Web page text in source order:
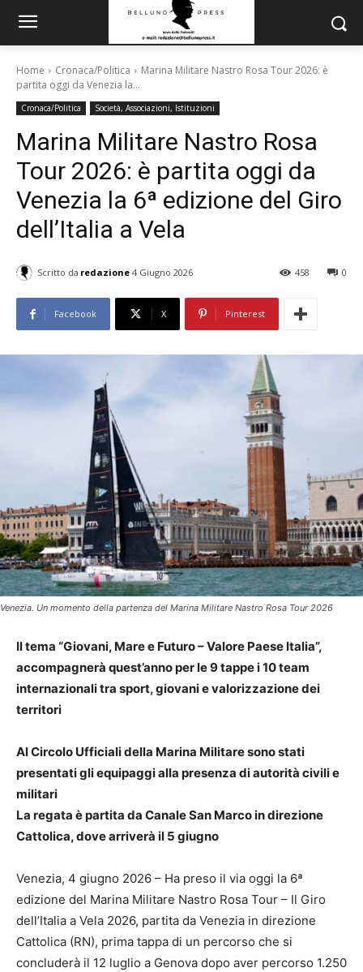
Home Cronaca/Politica
Marina Militare Nastro Rosa Tour 2026: è
partita oggi da Venezia la...
Cronaca/Politica Società, Associazioni, Istituzioni
Marina Militare Nastro Rosa
Tour 2026: è partita oggi da
Venezia la 6ª edizione del Giro
dell’Italia a Vela
Scritto da redazione 4 Giugno 2026 0
458
Facebook X Pinterest
Venezia. Un momento della partenza del Marina Militare Nastro Rosa Tour 2026
Il tema “Giovani, Mare e Futuro – Valore Paese Italia”,
accompagnerà quest’anno per le 9 tappe i 10 team
internazionalitra sport, giovani e valorizzazione dei
territori
Al Circolo Ufficiali della Marina Militare sono stati
presentati gli equipaggi alla presenza di autorità civili e
militari
La regata è partita da Canale San Marco in direzione
Cattolica, dove arriverà il 5 giugno
Venezia, 4 giugno 2026 – Ha preso il via oggi la 6ª
edizione del Marina Militare Nastro Rosa Tour – Il Giro
dell’Italia a Vela 2026, partita da Venezia in direzione
Cattolica (RN), prima tappa di un percorso che si
concluderà il 12 luglio a Genova dopo aver percorso 1.250